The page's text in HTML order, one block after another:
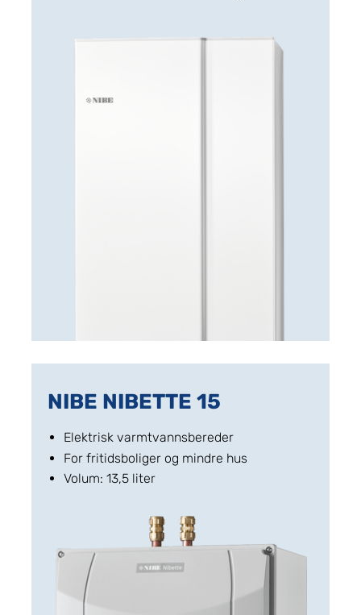
NIBE NIBETTE 15
Elektrisk varmtvannsbereder
For fritidsboliger og mindre hus
Volum: 13,5 liter